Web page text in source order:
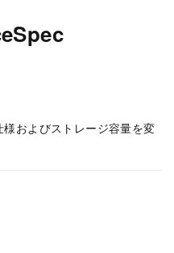
およびストレージ容量を変